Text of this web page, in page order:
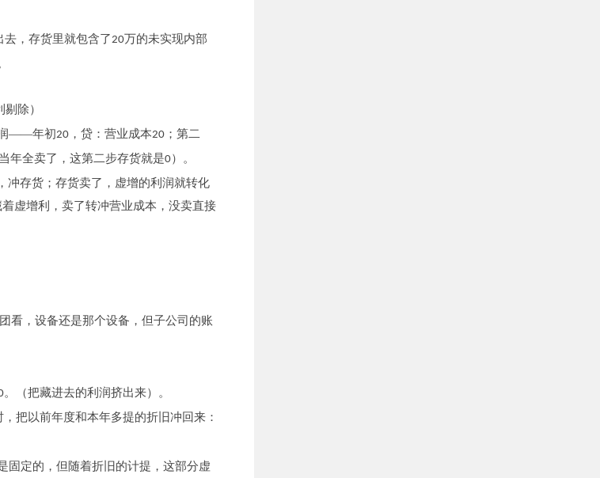
，存货里就包含了20万的未实现内部
剔除）
润——年初20 ，贷：营业成本20 ；第二
年全卖了，这第二步存货就是0）。
冲存货；存货卖了，虚增的利润就转化
虚增利，卖了转冲营业成本，没卖直接
看，设备还是那个设备，但子公司的账
。（把藏进去的利润挤出来）。
，把以前年度和本年多提的折旧冲回来：
固定的，但随着折旧的计提，这部分虚